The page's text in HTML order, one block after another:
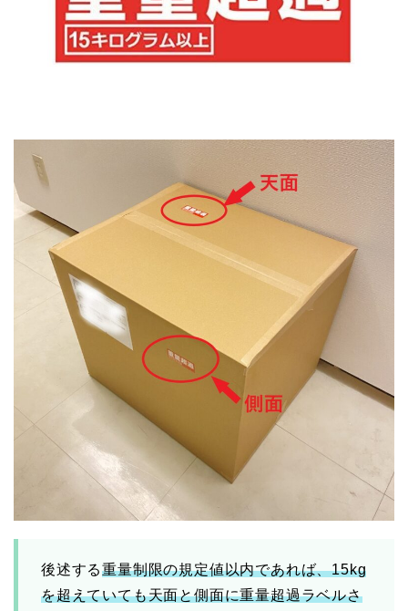
後述する重量制限の規定値以内であれば、15kg
を超えていても天面と側面に重量超過ラベルさ